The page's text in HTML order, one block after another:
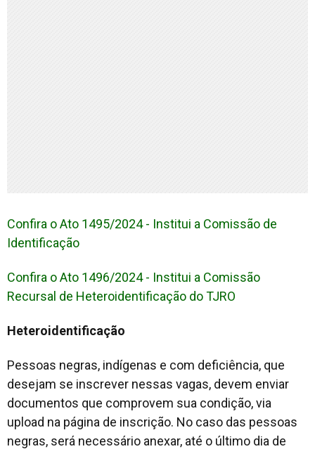
Confira o Ato 1495/2024 - Institui a Comissão de
Identificação
Confira o Ato 1496/2024 - Institui a Comissão
Recursal de Heteroidentificação do TJRO
Heteroidentificação
Pessoas negras, indígenas e com deficiência, que
desejam se inscrever nessas vagas, devem enviar
documentos que comprovem sua condição, via
upload na página de inscrição. No caso das pessoas
negras, será necessário anexar, até o último dia de